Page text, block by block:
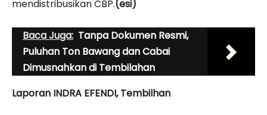
mendistribusikan CBP.(esi)
Baca Juga: Tanpa Dokumen Resmi,
Puluhan Ton Bawang dan Cabai
Dimusnahkan di Tembilahan
Laporan INDRA EFENDI, Tembilhan